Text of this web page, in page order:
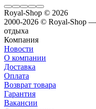
Royal-Shop © 2026
2000-2026 © Royal-Shop
отдыха
Компания
Новости
О компании
Доставка
Оплата
Возврат товара
Гарантия
Вакансии